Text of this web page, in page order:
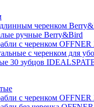
черенком
ручные Berry&Bird
с черенком
с черенком для
30 зубцов
с черенком